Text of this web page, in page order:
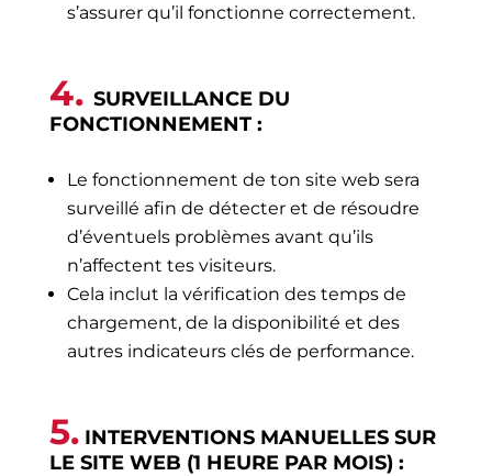
s’assurer qu’il fonctionne correctement.
4. SURVEILLANCE DU
FONCTIONNEMENT :
Le fonctionnement de ton site web sera
surveillé afin de détecter et de résoudre
d’éventuels problèmes avant qu’ils
n’affectent tes visiteurs.
Cela inclut la vérification des temps de
chargement, de la disponibilité et des
autres indicateurs clés de performance.
5. INTERVENTIONS MANUELLES SUR
LE SITE WEB (1 HEURE PAR MOIS) :